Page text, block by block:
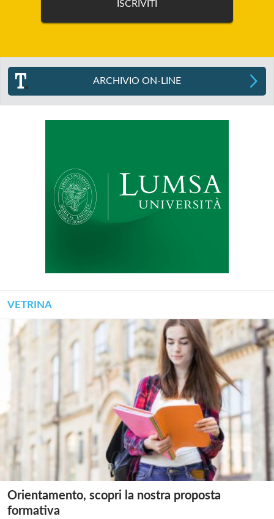
ARCHIVIO ON-LINE
VETRINA
Orientamento, scopri la nostra proposta
formativa